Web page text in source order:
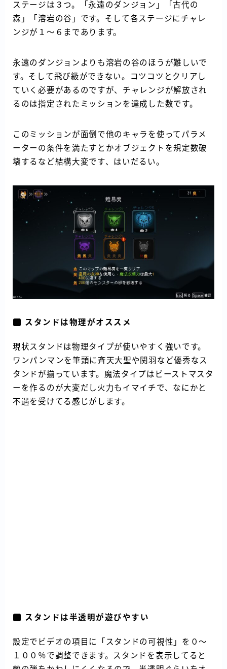
ステージは３つ。「永遠のダンジョン」「古代の
森」「溶岩の谷」です。そして各ステージにチャレ
ンジが１～６まであります。
永遠のダンジョンよりも溶岩の谷のほうが難しいで
す。そして飛び級ができない。コツコツとクリアし
ていく必要があるのですが、チャレンジが解放され
るのは指定されたミッションを達成した数です。
このミッションが面倒で他のキャラを使ってパラメ
ーターの条件を満たすとかオブジェクトを規定数破
壊するなど結構大変です、はいだるい。
スタンドは物理がオススメ
現状スタンドは物理タイプが使いやすく強いです。
ワンパンマンを筆頭に斉天大聖や関羽など優秀なス
タンドが揃っています。魔法タイプはビーストマスタ
ーを作るのが大変だし火力もイマイチで、なにかと
不遇を受けてる感じがします。
スタンドは半透明が遊びやすい
設定でビデオの項目に「スタンドの可視性」を０～
１００％で調整できます。スタンドを表示してると